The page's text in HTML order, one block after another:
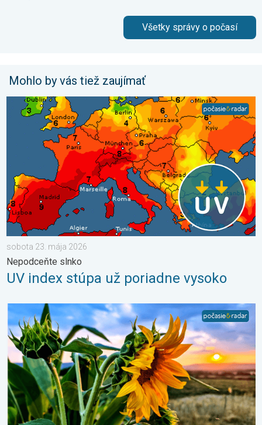
Všetky správy o počasí
Mohlo by vás tiež zaujímať
UV index stúpa už poriadne vysoko. Nepodceňte slnko. . .
sobota 23. mája 2026
Nepodceňte slnko
UV index stúpa už poriadne vysoko
Žatva, dovolenky a najteplejšie počasie. Mesiac júl. . . sobota